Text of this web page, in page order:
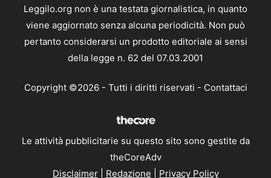
Leggilo.org non è una testata giornalistica, in quanto
viene aggiornato senza alcuna periodicità. Non può
pertanto considerarsi un prodotto editoriale ai sensi
della legge n. 62 del 07.03.2001
Copyright ©2026 - Tutti i diritti riservati - Contattaci
Le attività pubblicitarie su questo sito sono gestite da
theCoreAdv
Disclaimer| Redazione Privacy Policy